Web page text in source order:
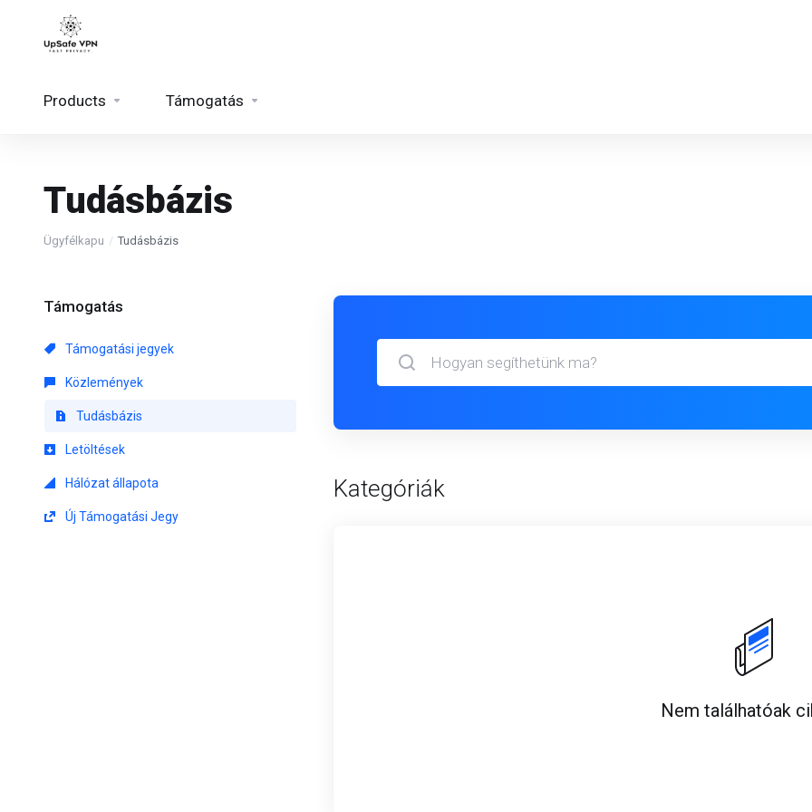
Products Támogatás
Tudásbázis
Ügyfélkapu Tudásbázis
Támogatás
Támogatási jegyek
Közlemények
Tudásbázis
Letöltések
Hálózat állapota
Új Támogatási Jegy
Kategóriák
Nem találhatóak